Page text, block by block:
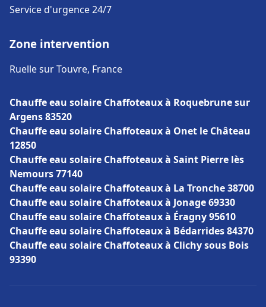
Service d'urgence 24/7
Zone intervention
Ruelle sur Touvre, France
Chauffe eau solaire Chaffoteaux à Roquebrune sur
Argens 83520
Chauffe eau solaire Chaffoteaux à Onet le Château
12850
Chauffe eau solaire Chaffoteaux à Saint Pierre lès
Nemours 77140
Chauffe eau solaire Chaffoteaux à La Tronche 38700
Chauffe eau solaire Chaffoteaux à Jonage 69330
Chauffe eau solaire Chaffoteaux à Éragny 95610
Chauffe eau solaire Chaffoteaux à Bédarrides 84370
Chauffe eau solaire Chaffoteaux à Clichy sous Bois
93390